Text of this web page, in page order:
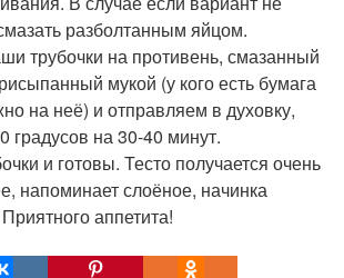
разболтанным яйцом.
трубочки на противень, смазанный
мукой (у кого есть бумага
на неё) и отправляем в духовку,
градусов на 30-40 минут.
и готовы. Тесто получается очень
напоминает слоёное, начинка
аппетита!